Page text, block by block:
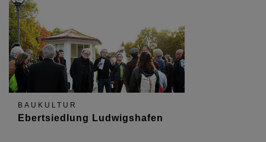
BAUKULTUR
Ebertsiedlung Ludwigshafen